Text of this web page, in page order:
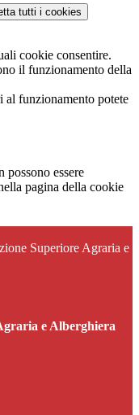
tutti i cookies
cookie consentire.
il funzionamento della
al funzionamento potete
possono essere
pagina della cookie
Superiore Agraria e
e Alberghiera